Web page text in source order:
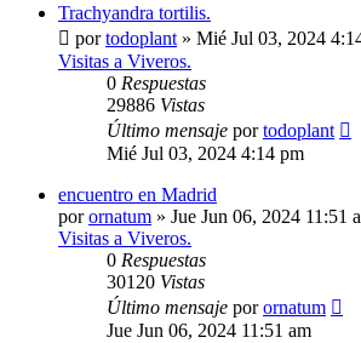
Trachyandra tortilis.
portodoplant » Mié Jul 03, 2024
Visitas a Viveros.
0 Respuestas
29886 Vistas
Último mensaje portodoplant
Mié Jul 03, 2024 4:14 pm
encuentro en Madrid
porornatum » Jue Jun 06, 2024 11:51
Visitas a Viveros.
0 Respuestas
30120 Vistas
Último mensaje porornatum
Jue Jun 06, 2024 11:51 am